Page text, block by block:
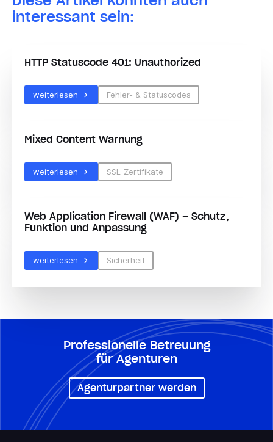
interessant sein:
HTTP Statuscode 401: Unauthorized
weiterlesen Fehler- & Statuscodes
Mixed Content Warnung
weiterlesen SSL-Zertifikate
Web Application Firewall (WAF) – Schutz,
Funktion und Anpassung
weiterlesen Sicherheit
Professionelle Betreuung
für Agenturen
Agenturpartner werden